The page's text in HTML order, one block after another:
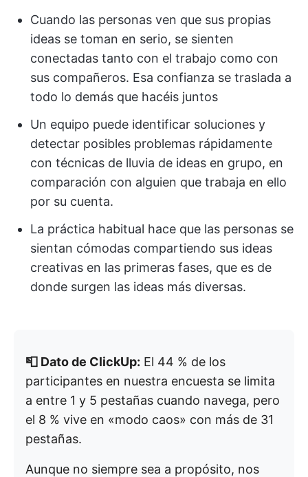
Cuando las personas ven que sus propias
ideas se toman en serio, se sienten
conectadas tanto con el trabajo como con
sus compañeros. Esa confianza se traslada a
todo lo demás que hacéis juntos
Un equipo puede identificar soluciones y
detectar posibles problemas rápidamente
con técnicas de lluvia de ideas en grupo, en
comparación con alguien que trabaja en ello
por su cuenta.
La práctica habitual hace que las personas se
sientan cómodas compartiendo sus ideas
creativas en las primeras fases, que es de
donde surgen las ideas más diversas.
📮 Dato de ClickUp: El 44 % de los
participantes en nuestra encuesta se limita
a entre 1 y 5 pestañas cuando navega, pero
el 8 % vive en «modo caos» con más de 31
pestañas.
Aunque no siempre sea a propósito, nos